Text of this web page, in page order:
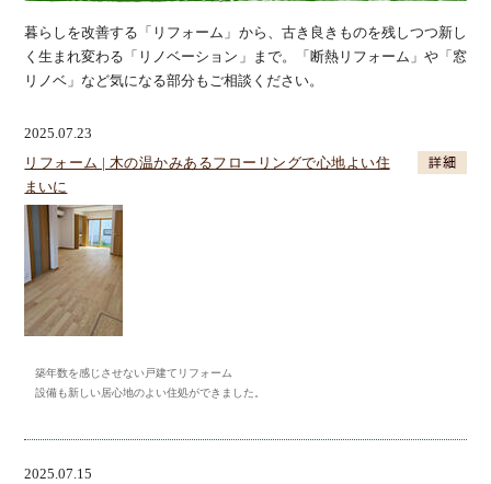
暮らしを改善する「リフォーム」から、古き良きものを残しつつ新し
く生まれ変わる「リノベーション」まで。「断熱リフォーム」や「窓
リノベ」など気になる部分もご相談ください。
2025.07.23
リフォーム | 木の温かみあるフローリングで心地よい住
まいに
築年数を感じさせない戸建てリフォーム
設備も新しい居心地のよい住処ができました。
2025.07.15